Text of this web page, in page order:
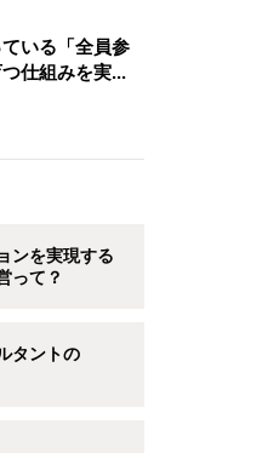
いる「全員参
仕組みを実...
ンを実現する
って？
タントの